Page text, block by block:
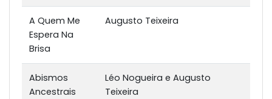
A Quem Me
Espera Na
Brisa
Augusto Teixeira
Abismos
Ancestrais
Léo Nogueira e Augusto
Teixeira